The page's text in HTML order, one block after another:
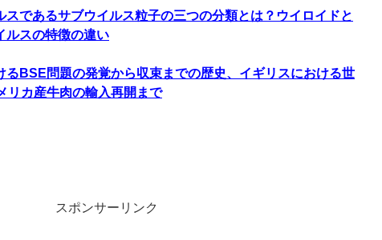
スであるサブウイルス粒子の三つの分類とは？ウイロイドと
ルスの特徴の違い
る BSE問題の発覚から収束までの歴史、イギリスにおける世
リカ産牛肉の輸入再開まで
スポンサーリンク